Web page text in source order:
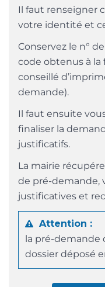
Il faut renseigner
votre identité et
Conservez le n°
code obtenus à la
conseillé
demande).
Il faut ensuite
finaliser la
justificatifs.
La mairie
de pré-demande,
justificatives et
Attention :
la pré-
dossier déposé